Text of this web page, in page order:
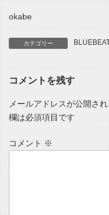
okabe
カテゴリー
コメントを残す
メールアドレスが公開さ
欄は必須項目です
コメント※